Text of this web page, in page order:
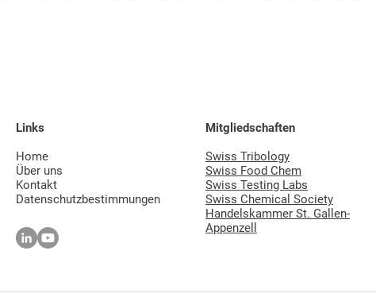
Links
Home
Über uns
Kontakt
Datenschutzbestimmungen
Mitgliedschaften
Swiss Tribology
Swiss Food Chem
Swiss Testing Labs
Swiss Chemical Society
Handelskammer St. Gallen-
Appenzell